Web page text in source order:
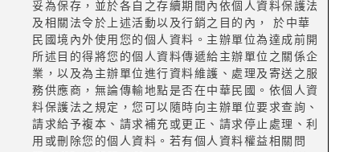
妥為保存，並於各自之存續期間內依個人資料保護法
及相關法令於上述活動以及行銷之目的內， 於中華
民國境內外使用您的個人資料。主辦單位為達成前開
所述目的得將您的個人資料傳遞給主辦單位之關係企
業，以及為主辦單位進行資料維護、處理及寄送之服
務供應商，無論傳輸地點是否在中華民國。依個人資
料保護法之規定，您可以隨時向主辦單位要求查詢、
請求給予複本、請求補充或更正、請求停止處理、利
用或刪除您的個人資料。若有個人資料權益相關問